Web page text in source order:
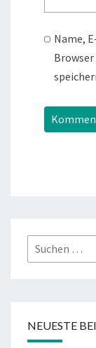
Name,
Suchen
nach:
NEUESTE